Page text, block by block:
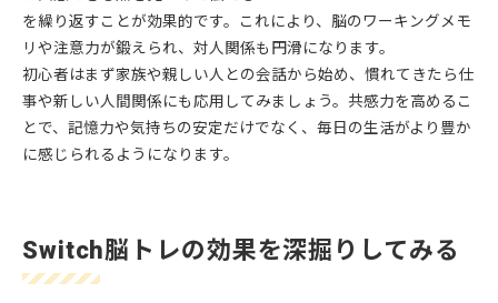
を繰り返すことが効果的です。これにより、脳のワーキングメモ
リや注意力が鍛えられ、対人関係も円滑になります。
初心者はまず家族や親しい人との会話から始め、慣れてきたら仕
事や新しい人間関係にも応用してみましょう。共感力を高めるこ
とで、記憶力や気持ちの安定だけでなく、毎日の生活がより豊か
に感じられるようになります。
Switch脳トレの効果を深掘りしてみる